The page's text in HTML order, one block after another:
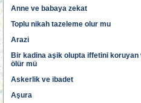
Anne ve babaya zekat
Toplu nikah tazeleme olur mu
Arazi
Bir kadina aşik olupta iffetini
ölür mü
Askerlik ve ibadet
Aşura